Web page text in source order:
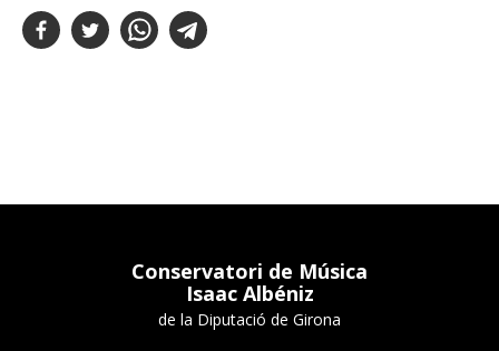
Conservatori de Música
Isaac Albéniz
de la Diputació de Girona